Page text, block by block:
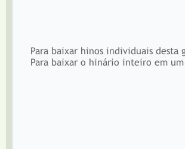
Para baixar hinos individuais desta
Para baixar o hinário inteiro em